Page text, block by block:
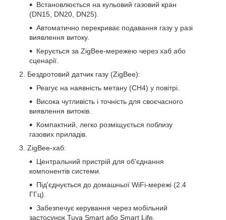
Встановлюється на кульовий газовий кран
(DN15, DN20, DN25).
Автоматично перекриває подавання газу у разі
виявлення витоку.
Керується за ZigBee-мережею через хаб або
сценарії.
Бездротовий датчик газу (ZigBee):
Реагує на наявність метану (CH4) у повітрі.
Висока чутливість і точність для своєчасного
виявлення витоків.
Компактний, легко розміщується поблизу
газових приладів.
ZigBee-хаб:
Центральний пристрій для об'єднання
компонентів системи.
Під'єднується до домашньої WiFi-мережі (2.4
ГГц).
Забезпечує керування через мобільний
застосунок Tuya Smart або Smart Life.